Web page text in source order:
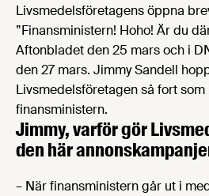
Livsmedelsföretagens öppna
”Finansministern! Hoho! Är du
Aftonbladet den 25 mars och i
den 27 mars. Jimmy Sandell
Livsmedelsföretagen så fort
finansministern.
Jimmy, varför gör
den här
– När finansministern går ut i